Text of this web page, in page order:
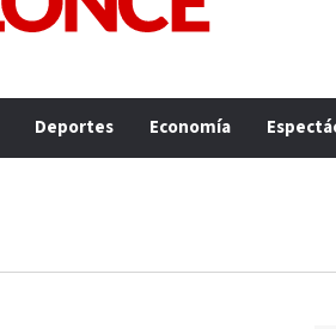
Deportes Economía